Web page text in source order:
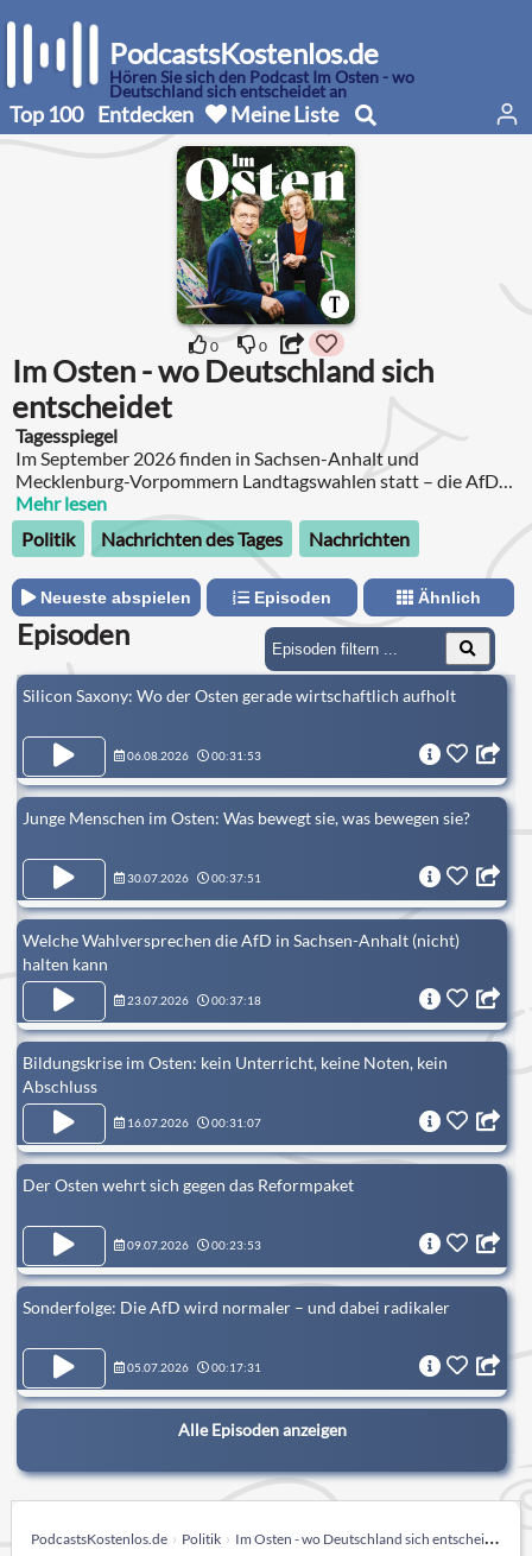
PodcastsKostenlos.de
Hören Sie sich den Podcast Im Osten - wo
Deutschland sich entscheidet an
Top 100 Entdecken Meine Liste
0 0
Im Osten - wo Deutschland sich
entscheidet
Tagesspiegel
Im September 2026 finden in Sachsen-Anhalt und
Mecklenburg-Vorpommern Landtagswahlen statt – die AfD
liegt in Umfragen deutlich vorn.
Mehr lesen
Politik
Nachrichten des Tages Nachrichten
Neueste abspielen Episoden Ähnlich
Episoden
Silicon Saxony: Wo der Osten gerade wirtschaftlich aufholt
06.08.2026 00:31:53
Junge Menschen im Osten: Was bewegt sie, was bewegen sie?
30.07.2026 00:37:51
Welche Wahlversprechen die AfD in Sachsen-Anhalt (nicht)
halten kann
23.07.2026 00:37:18
Bildungskrise im Osten: kein Unterricht, keine Noten, kein
Abschluss
16.07.2026 00:31:07
Der Osten wehrt sich gegen das Reformpaket
09.07.2026 00:23:53
Sonderfolge: Die AfD wird normaler – und dabei radikaler
05.07.2026 00:17:31
Alle Episoden anzeigen
PodcastsKostenlos.de Politik Im Osten - wo Deutschland sich entscheidet